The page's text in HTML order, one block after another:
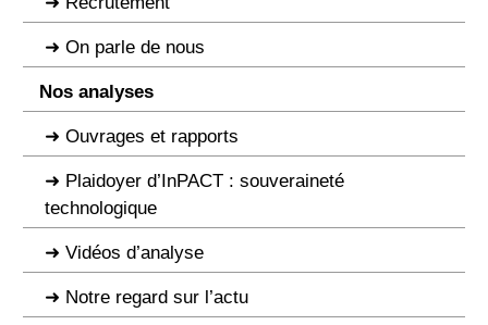
On parle de nous
Nos analyses
Ouvrages et rapports
Plaidoyer d’InPACT : souveraineté
technologique
Vidéos d’analyse
Notre regard sur l’actu